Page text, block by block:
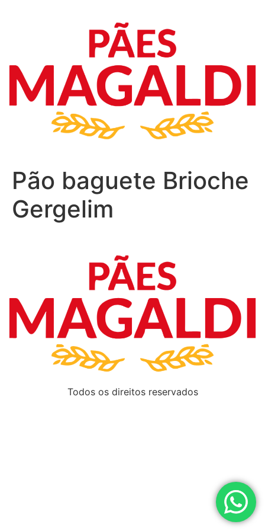
Pão baguete Brioche
Gergelim
Todos os direitos reservados